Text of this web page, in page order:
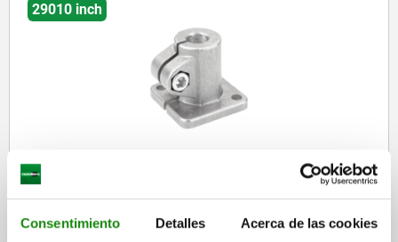
Consentimiento Detalles Acerca de las cookies
29010 inch
tubos redondos - inch